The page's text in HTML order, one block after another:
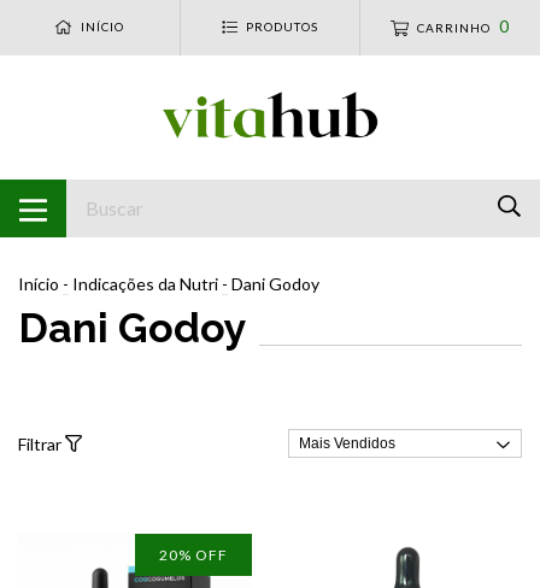
INÍCIO PRODUTOS CARRINHO 0
Início - Indicações da Nutri - Dani Godoy
Dani Godoy
Filtrar
20% OFF